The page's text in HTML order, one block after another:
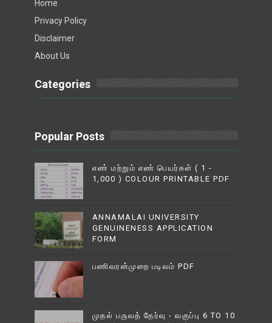
Home
Privacy Policy
Disclaimer
About Us
Categories
Popular Posts
எண் மற்றும் எண் பெயர்கள் ( 1 -
1,000 ) COLOUR PRINTABLE PDF
ANNAMALAI UNIVERSITY
GENUINENESS APPLICATION
FORM
பணிவரன்முறை படிவம் PDF
முதல் பருவத் தேர்வு - வகுப்பு 6 TO 10